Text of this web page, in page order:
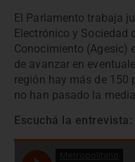
El Parlamento trabaja
Electrónico y Sociedad
Conocimiento (Agesic)
de avanzar en
región hay más de 150
no han pasado la
Escuchá la entrevista: